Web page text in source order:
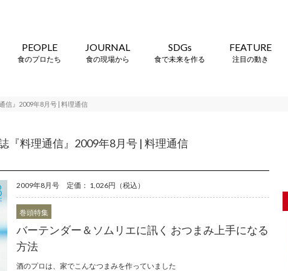
PEOPLE
食のプロたち
JOURNAL
食の現場から
SDGs
食で未来を作る
FEATURE
注目の動き
』2009年8月号 | 料理通信
料理通信』2009年8月号 | 料理通信
2009年8月号 定価： 1,026円（税込）
巻頭特集
バーテンダー＆ソムリエに訊く おつまみ上手になる
方法
酒のプロは、家でこんなつまみを作っていました